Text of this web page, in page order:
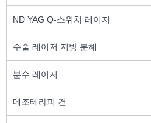
ND YAG Q-스위치 레이저
수술 레이저 지방 분해
분수 레이저
메조테라피 건